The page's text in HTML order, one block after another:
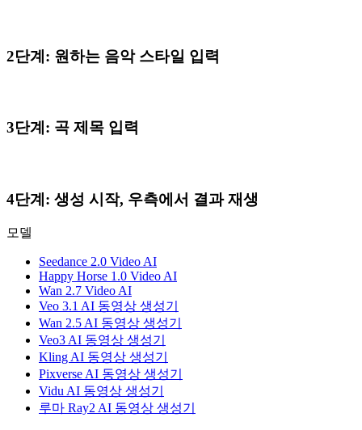
2단계: 원하는 음악 스타일 입력
3단계: 곡 제목 입력
4단계: 생성 시작, 우측에서 결과 재생
모델
Seedance 2.0 Video AI
Happy Horse 1.0 Video AI
Wan 2.7 Video AI
Veo 3.1 AI 동영상 생성기
Wan 2.5 AI 동영상 생성기
Veo3 AI 동영상 생성기
Kling AI 동영상 생성기
Pixverse AI 동영상 생성기
Vidu AI 동영상 생성기
루마 Ray2 AI 동영상 생성기